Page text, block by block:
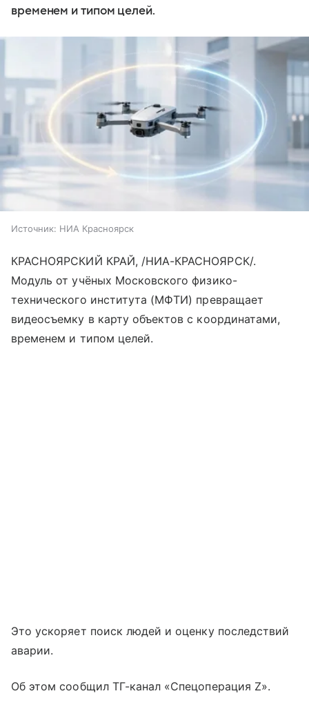
временем и типом целей.
Источник: НИА Красноярск
КРАСНОЯРСКИЙ КРАЙ, /НИА-КРАСНОЯРСК/.
Модуль от учёных Московского физико-
технического института (МФТИ) превращает
видеосъемку в карту объектов с координатами,
временем и типом целей.
Это ускоряет поиск людей и оценку последствий
аварии.
Об этом сообщил ТГ-канал «Спецоперация Z».